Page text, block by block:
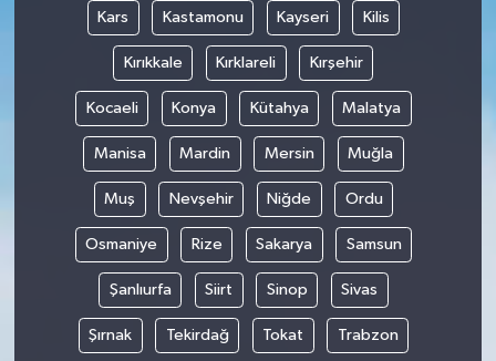
Kars Kastamonu Kayseri Kilis
Kırıkkale Kırklareli Kırşehir
Kocaeli Konya Kütahya Malatya
Manisa Mardin Mersin Muğla
Muş Nevşehir Niğde Ordu
Osmaniye Rize Sakarya Samsun
Şanlıurfa Siirt Sinop Sivas
Şırnak Tekirdağ Tokat Trabzon